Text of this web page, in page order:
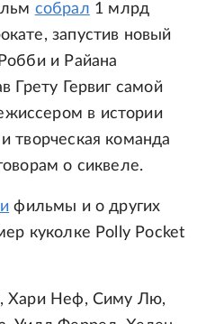
собрал 1 млрд
запустив новый
и Райана
Грету Гервиг самой
в истории
творческая команда
о сиквеле.
фильмы и о других
куколке Polly Pocket
Хари Неф, Симу Лю,